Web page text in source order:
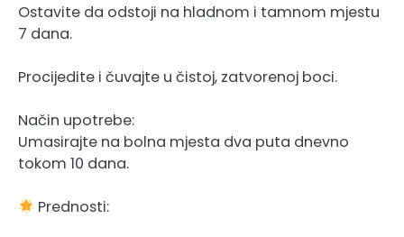
Ostavite da odstoji na hladnom i tamnom mjestu
7 dana.
Procijedite i čuvajte u čistoj, zatvorenoj boci.
Način upotrebe:
Umasirajte na bolna mjesta dva puta dnevno
tokom 10 dana.
Prednosti: